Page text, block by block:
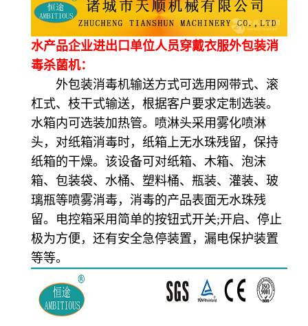
水产品企业进出口单位人员穿戴衣服外包装消
毒杀菌机：
外包装消毒机输送方式可选用网带式、滚
杠式、枝干式输送，根据客户要求定制选装。
水箱内可选装加热管。喷淋头采用雾化喷淋
头，对纸箱消毒时，纸箱上无水珠残留，保持
纸箱的干燥。该设备可对纸箱、木箱、泡沫
箱、包装袋、水桶、塑料桶、瓶装、灌装、玻
璃瓶等喷雾消毒，消毒的产品表面无水珠残
留。电控箱采用简单的按钮式开关;开启、停止
极为方便，还有安全急停装置，漏电保护装置
等等。